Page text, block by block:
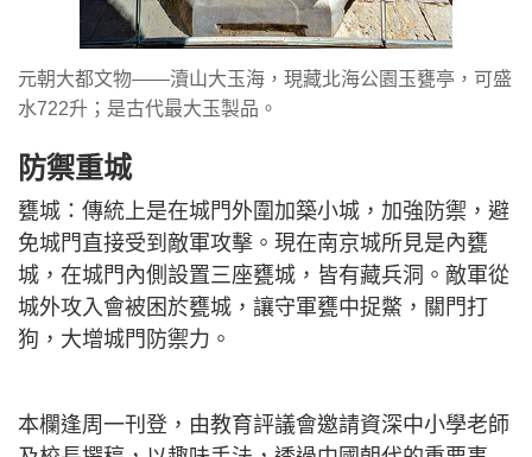
元朝大都文物——瀆山大玉海，現藏北海公園玉甕亭，可盛
水722升；是古代最大玉製品。
防禦重城
甕城：傳統上是在城門外圍加築小城，加強防禦，避
免城門直接受到敵軍攻擊。現在南京城所見是內甕
城，在城門內側設置三座甕城，皆有藏兵洞。敵軍從
城外攻入會被困於甕城，讓守軍甕中捉鱉，關門打
狗，大增城門防禦力。
本欄逢周一刊登，由教育評議會邀請資深中小學老師